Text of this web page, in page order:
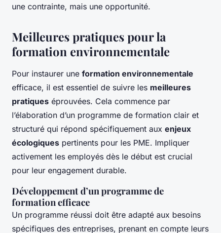
une contrainte, mais une opportunité.
Meilleures pratiques pour la
formation environnementale
Pour instaurer une formation environnementale
efficace, il est essentiel de suivre les meilleures
pratiques éprouvées. Cela commence par
l’élaboration d’un programme de formation clair et
structuré qui répond spécifiquement aux enjeux
écologiques pertinents pour les PME. Impliquer
activement les employés dès le début est crucial
pour leur engagement durable.
Développement d’un programme de
formation efficace
Un programme réussi doit être adapté aux besoins
spécifiques des entreprises, prenant en compte leurs